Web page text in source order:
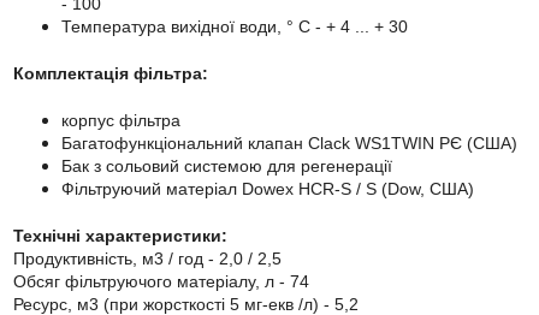
Температура вихідної води, ° С - + 4 ... + 30
Комплектація фільтра:
корпус фільтра
Багатофункціональний клапан Clack WS1TWIN РЄ (США)
Бак з сольовий системою для регенерації
Фільтруючий матеріал Dowex HCR-S / S (Dow, США)
Технічні характеристики:
Продуктивність, м3 / год - 2,0 / 2,5
Обсяг фільтруючого матеріалу, л - 74
Ресурс, м3 (при жорсткості 5 мг-екв /л) - 5,2